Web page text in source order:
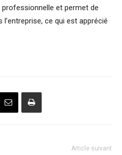
professionnelle et permet de
ce qui est apprécié
Article suivant